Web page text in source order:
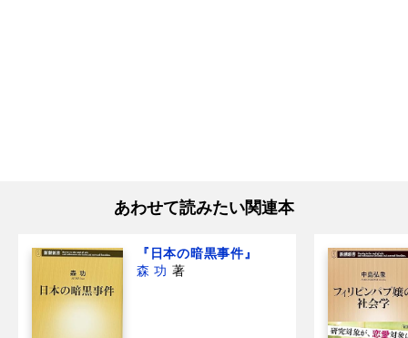
あわせて読みたい関連本
『日本の暗黒事件』
森 功 著